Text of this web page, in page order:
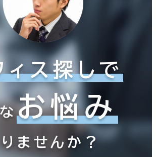
ィス探しで
お悩み
ませんか？